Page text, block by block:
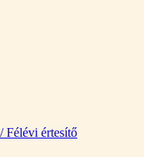
Félévi értesítő